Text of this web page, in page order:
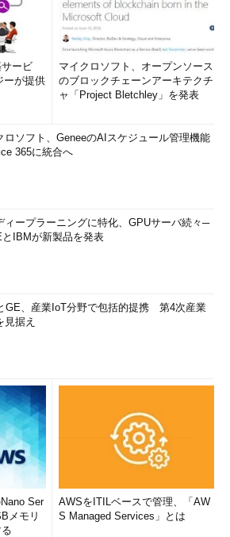
ービ
ーが提供
マイクロソフト、オープンソース
のブロックチェーンアーキテクチ
ャ「Project Bletchley」を発表
ロソフト、GeneeのAIスケジュール管理機能
365に統合へ
ィープラーニングに特化、GPUサーバ続々─
IBMが新製品を発表
GE、産業IoT分野で包括的提携 第4次産業
見据え
Ser
メモリ
AWSをITILベースで管理、「AW
S Managed Services」とは